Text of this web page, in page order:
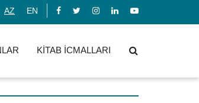
AZ EN
KİTAB İCMALLARI